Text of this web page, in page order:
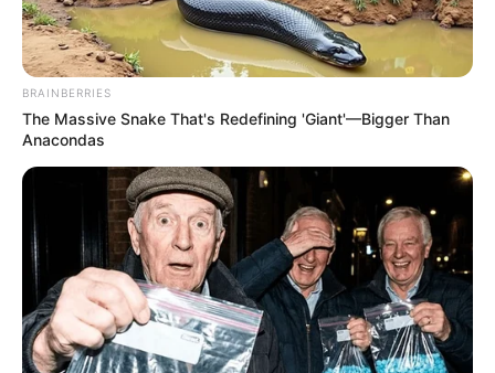
คำนามแทนชื่อ
ฉันคุณเป็นคนอารมณ์ดีบางครั้งก็อารมณ์ร้ายคาดเดา
อารมณ์คุณได้ยากจริง ๆ คุณมีความเป็นผู้นำสูงมักจะทำตัว
เป็นคนน่ารัก ๆ เสมอ แต่ว่าถ้าคุณเจอคนที่คุณเป็นศัตรูขึ้น
มาคุณจะไม่หนีหรอกคนอย่างคุณจะต้องบุกเข้าไปหา
BRAINBERRIES
The Massive Snake That's Redefining 'Giant'—Bigger Than
Anacondas